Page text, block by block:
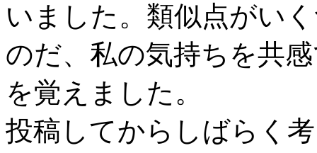
いました。類似点がい
のだ、私の気持ちを共
を覚えました。
投稿してからしばらく